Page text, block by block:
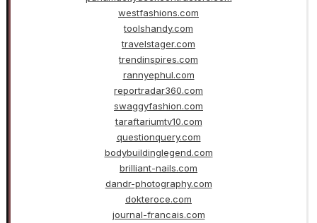
westfashions.com
toolshandy.com
travelstager.com
trendinspires.com
rannyephul.com
reportradar360.com
swaggyfashion.com
taraftariumtv10.com
questionquery.com
bodybuildinglegend.com
brilliant-nails.com
dandr-photography.com
dokteroce.com
journal-francais.com